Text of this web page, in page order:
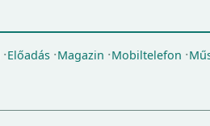
Előadás Magazin Mobiltelefon